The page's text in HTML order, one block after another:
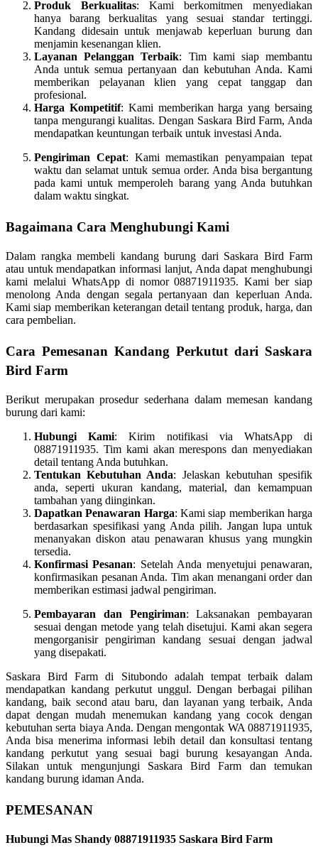
Produk Berkualitas: Kami berkomitmen menyediakan
hanya barang berkualitas yang sesuai standar tertinggi.
Kandang didesain untuk menjawab keperluan burung dan
menjamin kesenangan klien.
Layanan Pelanggan Terbaik: Tim kami siap membantu
Anda untuk semua pertanyaan dan kebutuhan Anda. Kami
memberikan pelayanan klien yang cepat tanggap dan
profesional.
Harga Kompetitif: Kami memberikan harga yang bersaing
tanpa mengurangi kualitas. Dengan Saskara Bird Farm, Anda
mendapatkan keuntungan terbaik untuk investasi Anda.
Pengiriman Cepat: Kami memastikan penyampaian tepat
waktu dan selamat untuk semua order. Anda bisa bergantung
pada kami untuk memperoleh barang yang Anda butuhkan
dalam waktu singkat.
Bagaimana Cara Menghubungi Kami
Dalam rangka membeli kandang burung dari Saskara Bird Farm
atau untuk mendapatkan informasi lanjut, Anda dapat menghubungi
kami melalui WhatsApp di nomor 08871911935. Kami ber siap
menolong Anda dengan segala pertanyaan dan keperluan Anda.
Kami siap memberikan keterangan detail tentang produk, harga, dan
cara pembelian.
Cara Pemesanan Kandang Perkutut dari Saskara
Bird Farm
Berikut merupakan prosedur sederhana dalam memesan kandang
burung dari kami:
Hubungi Kami: Kirim notifikasi via WhatsApp di
08871911935. Tim kami akan merespons dan menyediakan
detail tentang Anda butuhkan.
Tentukan Kebutuhan Anda: Jelaskan kebutuhan spesifik
anda, seperti ukuran kandang, material, dan kemampuan
tambahan yang diinginkan.
Dapatkan Penawaran Harga: Kami siap memberikan harga
berdasarkan spesifikasi yang Anda pilih. Jangan lupa untuk
menanyakan diskon atau penawaran khusus yang mungkin
tersedia.
Konfirmasi Pesanan: Setelah Anda menyetujui penawaran,
konfirmasikan pesanan Anda. Tim akan menangani order dan
memberikan estimasi jadwal pengiriman.
Pembayaran dan Pengiriman: Laksanakan pembayaran
sesuai dengan metode yang telah disetujui. Kami akan segera
mengorganisir pengiriman kandang sesuai dengan jadwal
yang disepakati.
Saskara Bird Farm di Situbondo adalah tempat terbaik dalam
mendapatkan kandang perkutut unggul. Dengan berbagai pilihan
kandang, baik second atau baru, dan layanan yang terbaik, Anda
dapat dengan mudah menemukan kandang yang cocok dengan
kebutuhan serta biaya Anda. Dengan mengontak WA 08871911935,
Anda bisa menerima informasi lebih detail dan konsultasi tentang
kandang perkutut yang sesuai bagi burung kesayangan Anda.
Silakan untuk mengunjungi Saskara Bird Farm dan temukan
kandang burung idaman Anda.
PEMESANAN
Hubungi Mas Shandy 08871911935 Saskara Bird Farm